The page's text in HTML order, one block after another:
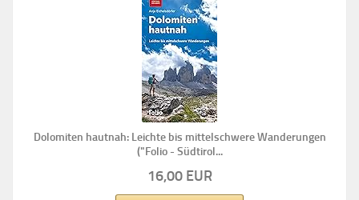
Dolomiten hautnah: Leichte bis mittelschwere Wanderungen
("Folio - Südtirol...
16,00 EUR